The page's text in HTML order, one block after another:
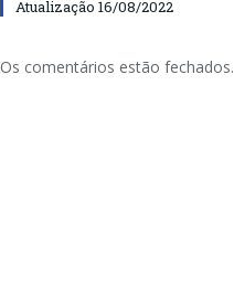
Atualização 16/08/2022
Os comentários estão fechados.